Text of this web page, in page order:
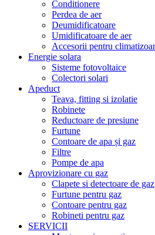
Conditionere
Perdea de aer
Deumidificatoare
Umidificatoare de aer
Accesorii pentru
Energie solara
Sisteme fotovoltaice
Colectori solari
Apeduct
Teava, fitting si izolatie
Robinete
Reductoare de presiune
Furtune
Contoare de apa și gaz
Filtre
Pompe de apa
Aprovizionare cu gaz
Clapete si detectoare de gaz
Furtune pentru gaz
Contoare pentru gaz
Robineti pentru gaz
SERVICII